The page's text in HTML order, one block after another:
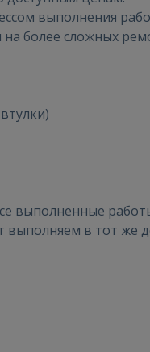
выполнения
более сложных
выполненные
выполняем в тот же